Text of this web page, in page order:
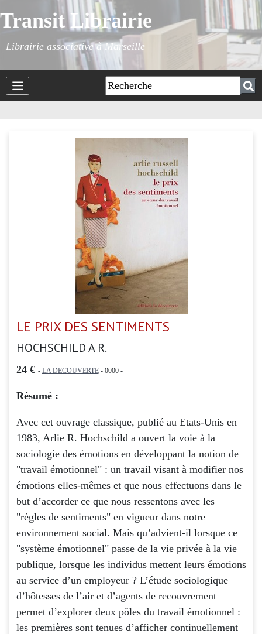
Transit Librairie
Librairie associative à Marseille
LE PRIX DES SENTIMENTS
HOCHSCHILD A R.
24 € - LA DECOUVERTE- 0000 -
Résumé :
Avec cet ouvrage classique, publié au Etats-Unis en
1983, Arlie R. Hochschild a ouvert la voie à la
sociologie des émotions en développant la notion de
"travail émotionnel" : un travail visant à modifier nos
émotions elles-mêmes et que nous effectuons dans le
but d’accorder ce que nous ressentons avec les
"règles de sentiments" en vigueur dans notre
environnement social. Mais qu’advient-il lorsque ce
"système émotionnel" passe de la vie privée à la vie
publique, lorsque les individus mettent leurs émotions
au service d’un employeur ? L’étude sociologique
d’hôtesses de l’air et d’agents de recouvrement
permet d’explorer deux pôles du travail émotionnel :
les premières sont tenues d’afficher continuellement